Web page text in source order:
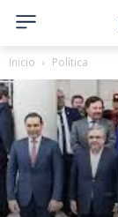
Inicio Política